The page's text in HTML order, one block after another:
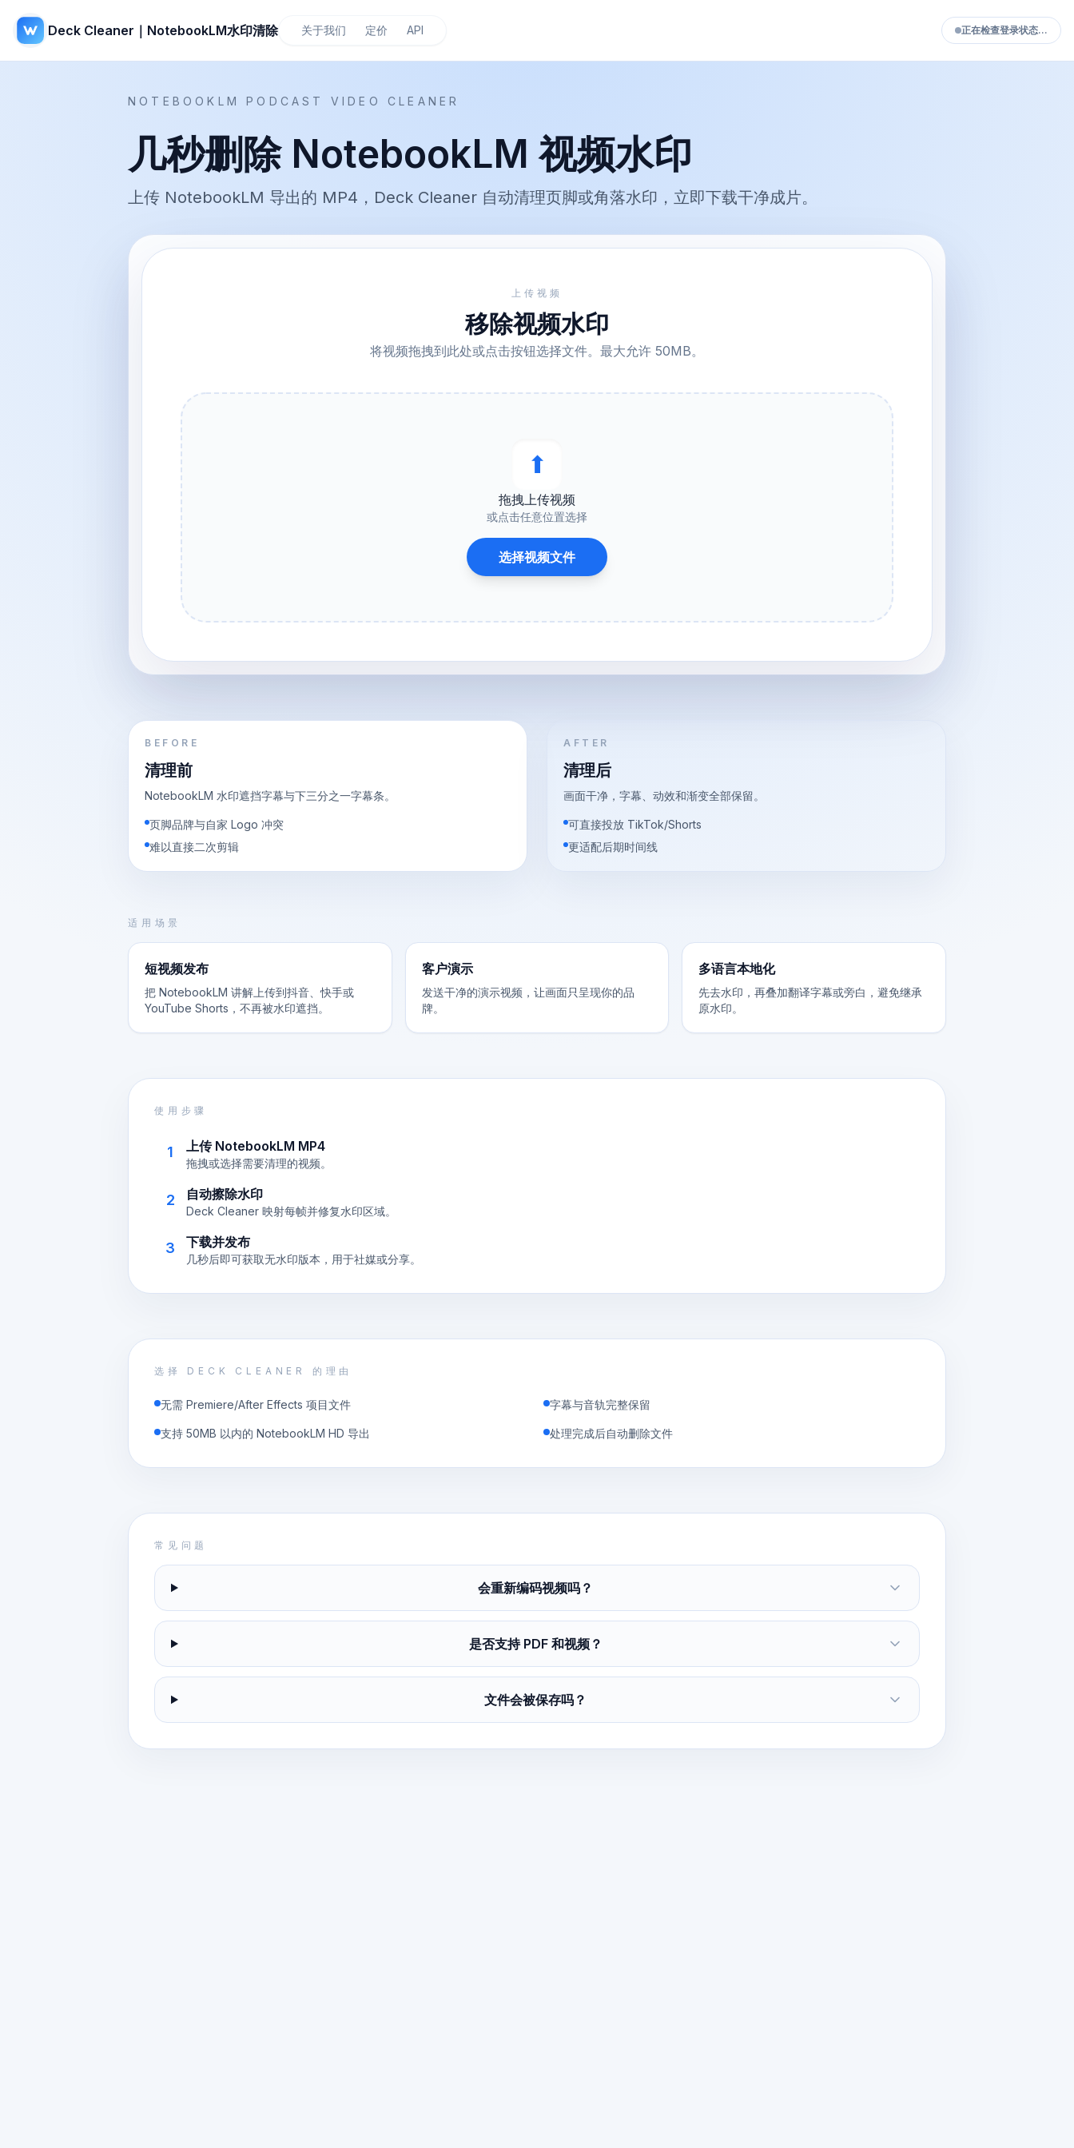
Deck Cleaner｜NotebookLM水印清除 关于我们 定价 API 正在检查登录状态…
NOTEBOOKLM PODCAST VIDEO CLEANER
几秒删除 NotebookLM 视频水印
上传 NotebookLM 导出的 MP4，Deck Cleaner 自动清理页脚或角落水印，立即下载干净成片。
上传视频
移除视频水印
将视频拖拽到此处或点击按钮选择文件。最大允许 50MB。
⬆︎
拖拽上传视频
或点击任意位置选择
选择视频文件
BEFORE
清理前
NotebookLM 水印遮挡字幕与下三分之一字幕条。
页脚品牌与自家 Logo 冲突
难以直接二次剪辑
AFTER
清理后
画面干净，字幕、动效和渐变全部保留。
可直接投放 TikTok/Shorts
更适配后期时间线
适用场景
短视频发布
把 NotebookLM 讲解上传到抖音、快手或
YouTube Shorts，不再被水印遮挡。
客户演示
发送干净的演示视频，让画面只呈现你的品
牌。
多语言本地化
先去水印，再叠加翻译字幕或旁白，避免继承
原水印。
使用步骤
1 上传 NotebookLM MP4
拖拽或选择需要清理的视频。
2 自动擦除水印
Deck Cleaner 映射每帧并修复水印区域。
3 下载并发布
几秒后即可获取无水印版本，用于社媒或分享。
选择 DECK CLEANER 的理由
无需 Premiere/After Effects 项目文件 字幕与音轨完整保留
支持 50MB 以内的 NotebookLM HD 导出 处理完成后自动删除文件
常见问题
会重新编码视频吗？
是否支持 PDF 和视频？
文件会被保存吗？